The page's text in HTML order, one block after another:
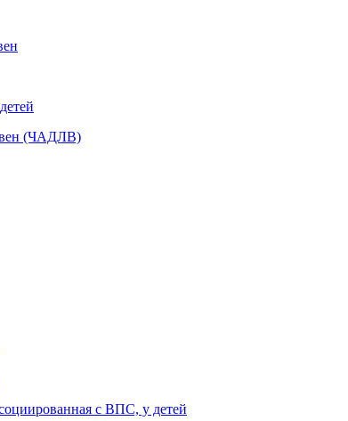
вен (ЧАДЛВ)
с ВПС, у детей